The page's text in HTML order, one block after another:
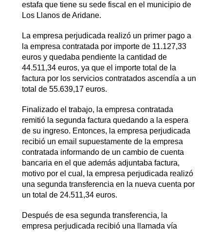
estafa que tiene su sede fiscal en el municipio de
Los Llanos de Aridane.
La empresa perjudicada realizó un primer pago a
la empresa contratada por importe de 11.127,33
euros y quedaba pendiente la cantidad de
44.511,34 euros, ya que el importe total de la
factura por los servicios contratados ascendía a un
total de 55.639,17 euros.
Finalizado el trabajo, la empresa contratada
remitió la segunda factura quedando a la espera
de su ingreso. Entonces, la empresa perjudicada
recibió un email supuestamente de la empresa
contratada informando de un cambio de cuenta
bancaria en el que además adjuntaba factura,
motivo por el cual, la empresa perjudicada realizó
una segunda transferencia en la nueva cuenta por
un total de 24.511,34 euros.
Después de esa segunda transferencia, la
empresa perjudicada recibió una llamada vía